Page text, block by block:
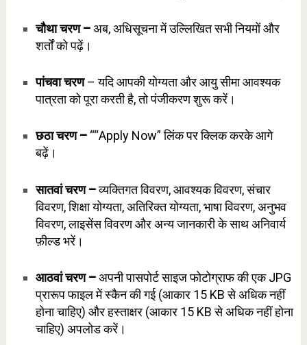
चौथा चरण –अब, अधिसूचना में उल्लिखित सभी नियमों और
शर्तों को पढ़ें।
पांचवा चरण– यदि आपकी योग्यता और आयु सीमा आवश्यक
पात्रता को पूरा करती है, तो पंजीकरण शुरू करें।
छठा चरण –““Apply Now” लिंक पर क्लिक करके आगे
बढ़ें।
सातवां चरण –व्यक्तिगत विवरण, आवश्यक विवरण, संचार
विवरण, शिक्षा योग्यता, अतिरिक्त योग्यता, भाषा विवरण, अनुभव
विवरण, लाइसेंस विवरण और अन्य जानकारी के साथ अनिवार्य
फ़ील्ड भरें।
आठवां चरण –अपनी पासपोर्ट साइज फोटोग्राफ की एक JPG
प्रारूप फाइल में स्कैन की गई (आकार 15 KB से अधिक नहीं
होना चाहिए) और हस्ताक्षर (आकार 15 KB से अधिक नहीं होना
चाहिए) अपलोड करें।